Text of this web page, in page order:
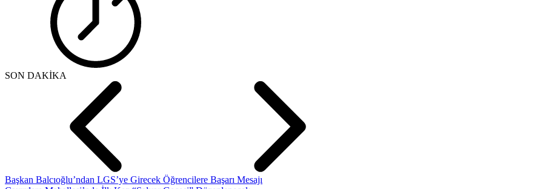
SON DAKİKA
Başkan Balcıoğlu’ndan LGS’ye Girecek Öğrencilere Başarı Mesajı